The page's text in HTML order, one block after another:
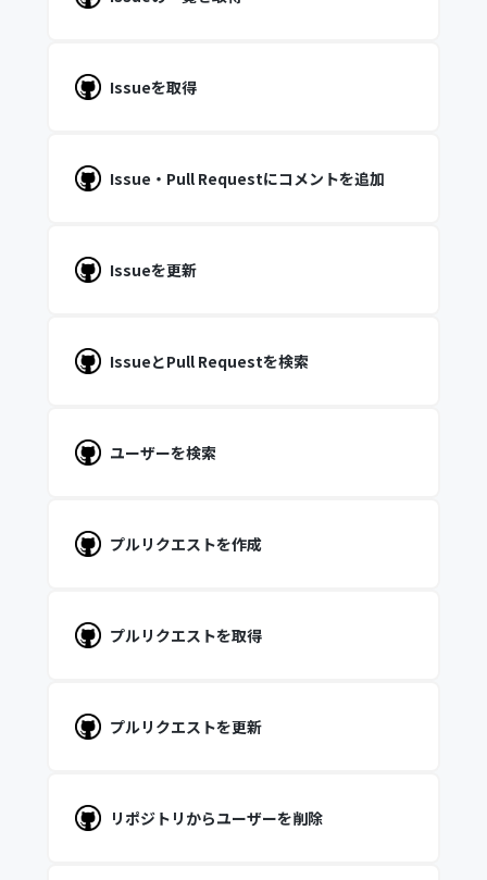
Issueを取得
Issue・Pull Requestにコメントを追加
Issueを更新
IssueとPull Requestを検索
ユーザーを検索
プルリクエストを作成
プルリクエストを取得
プルリクエストを更新
リポジトリからユーザーを削除